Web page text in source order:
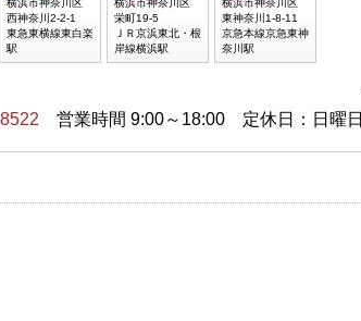
横浜市神奈川区
西神奈川2-2-1
東急東横線東白楽
駅
横浜市神奈川区
栄町19-5
ＪＲ京浜東北・根
岸線横浜駅
横浜市神奈川区
東神奈川1-8-11
京急本線京急東神
奈川駅
営業時間 9:00～18:00 定休日：日曜日